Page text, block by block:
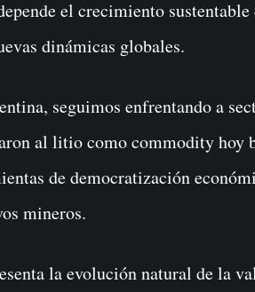
el crecimiento
dinámicas globales.
seguimos enfrentando a
al litio como commodity hoy
de democratización
mineros.
la evolución natural de la